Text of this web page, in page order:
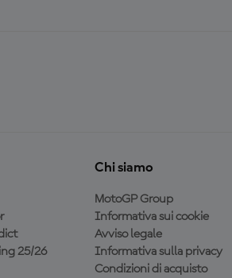
25/26
Chi siamo
MotoGP Group
Informativa sui cookie
Avviso legale
Informativa sulla privacy
Condizioni di acquisto